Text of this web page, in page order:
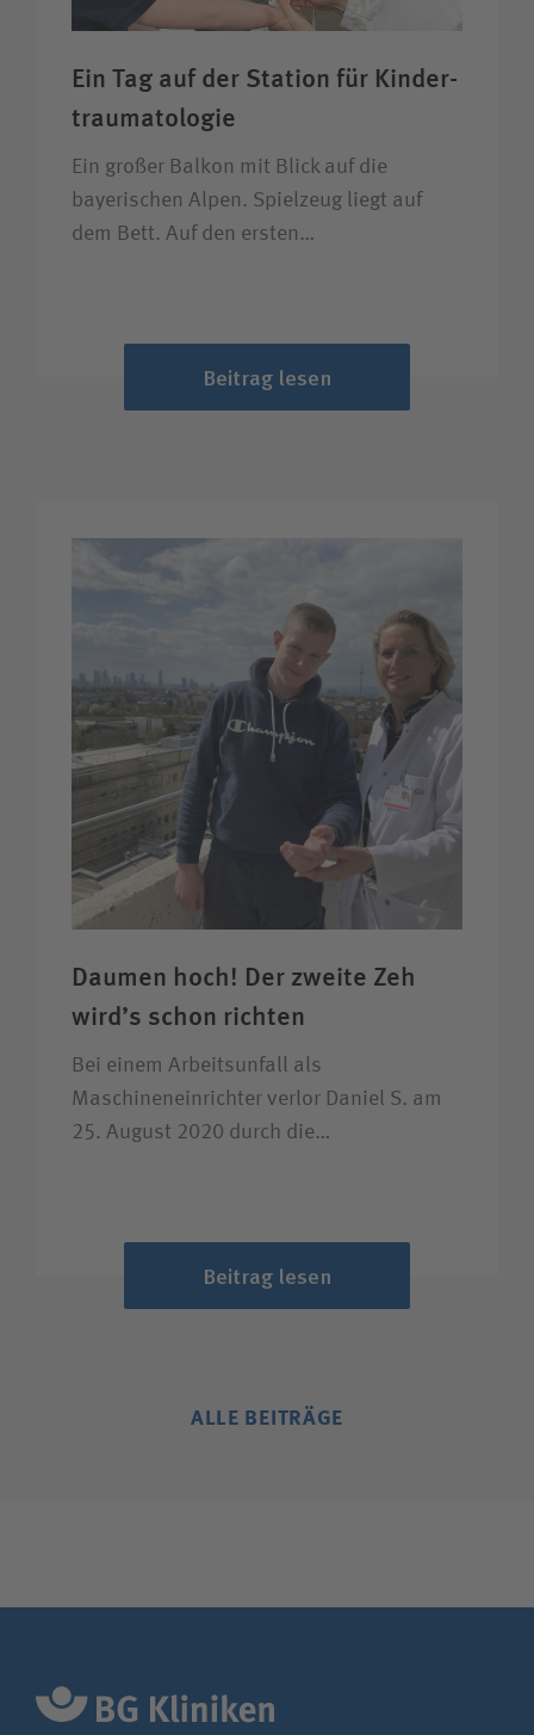
Ein Tag auf der Station für Kinder­
trauma­tologie
Ein großer Balkon mit Blick auf die
bayerischen Alpen. Spielzeug liegt auf
dem Bett. Auf den ersten…
Beitrag lesen
Daumen hoch! Der zweite Zeh
wird’s schon richten
Bei einem Arbeitsunfall als
Maschineneinrichter verlor Daniel S. am
25. August 2020 durch die…
Beitrag lesen
ALLE BEITRÄGE